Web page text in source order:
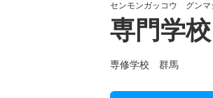
センモンガッコウ グンマ
専門学
専修学校 群馬